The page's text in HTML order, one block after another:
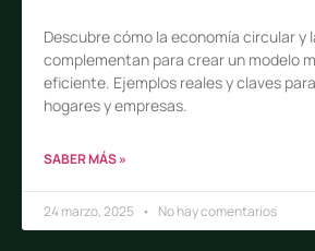
Descubre cómo la economía circular y
complementan para crear un modelo
eficiente. Ejemplos reales y claves
hogares y empresas.
SABER MÁS »
24 marzo, 2025 No hay comentarios